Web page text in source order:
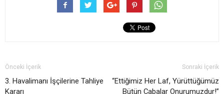
Önceki İçerik
3. Havalimanı İşçilerine Tahliye
Kararı
Sonraki İçerik
“Ettiğimiz Her Laf, Yürüttüğümüz
Bütün Çabalar Onurumuzdur!”